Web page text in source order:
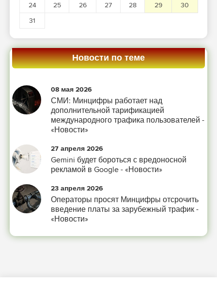
24
25 26 27 28 29
30
31
Новости по теме
08 мая 2026
СМИ: Минцифры работает над
дополнительной тарификацией
международного трафика пользователей -
«Новости»
27 апреля 2026
Gemini будет бороться с вредоносной
рекламой в Google - «Новости»
23 апреля 2026
Операторы просят Минцифры отсрочить
введение платы за зарубежный трафик -
«Новости»